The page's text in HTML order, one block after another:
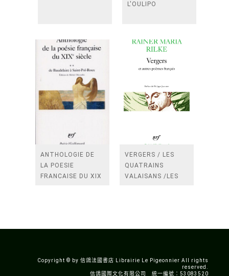
L'OULIPO
ANTHOLOGIE DE
LA POESIE
FRANCAISE DU XIX
VERGERS / LES
QUATRAINS
VALAISANS /LES
Copyright © by 信鴿法國書店 Librairie Le Pigeonnier All rights
reserved.
信鴿國際文化有限公司 統一編號：53083520